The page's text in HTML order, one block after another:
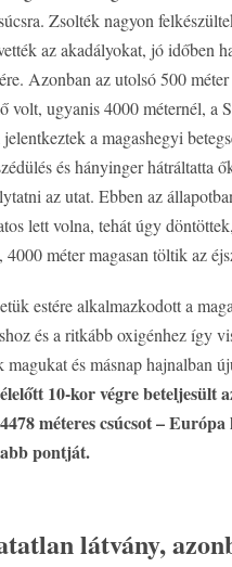
Zsolték nagyon
az akadályokat, jó időben
Azonban az utolsó 500
volt, ugyanis 4000 méternél, a
a magashegyi
és hányinger hátráltatta
az utat. Ebben az
lett volna, tehát úgy
4000 méter magasan töltik az
estére alkalmazkodott a
és a ritkább oxigénhez így
magukat és másnap hajnalban
10-kor végre beteljesült
méteres csúcsot –
pontját.
látvány,